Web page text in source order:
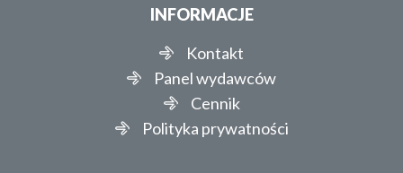
INFORMACJE
Kontakt
Panel wydawców
Cennik
Polityka prywatności